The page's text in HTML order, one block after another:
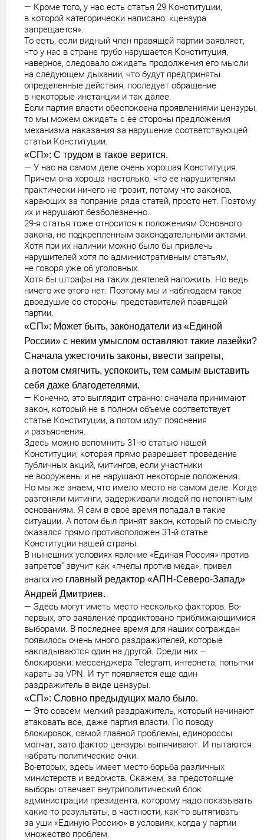
— Кроме того, у нас есть статья 29 Конституции,
в которой категорически написано: «цензура
запрещается».
То есть, если видный член правящей партии заявляет,
что у нас в стране грубо нарушается Конституция,
наверное, следовало ожидать продолжения его мысли
на следующем дыхании, что будут предприняты
определенные действия, последует обращение
в некоторые инстанции и так далее.
Если партия власти обеспокоена проявлениями цензуры,
то мы можем ожидать с ее стороны предложения
механизма наказания за нарушение соответствующей
статьи Конституции.
«СП»: С трудом в такое верится.
— У нас на самом деле очень хорошая Конституция.
Причем она хороша настолько, что ее нарушителям
практически ничего не грозит, потому что законов,
карающих за попрание ряда статей, просто нет. Поэтому
их и нарушают безболезненно.
29-я статья тоже относится к положениям Основного
закона, не подкрепленным законодательными актами.
Хотя при их наличии можно было бы привлечь
нарушителей хотя по административным статьям,
не говоря уже об уголовных.
Хотя бы штрафы на таких деятелей наложить. Но ведь
ничего же этого нет. Поэтому мы и наблюдаем такое
двоедушие со стороны представителей правящей
партии.
«СП»: Может быть, законодатели из «Единой
России» с неким умыслом оставляют такие лазейки?
Сначала ужесточить законы, ввести запреты,
а потом смягчить, успокоить, тем самым выставить
себя даже благодетелями.
— Конечно, это выглядит странно: сначала принимают
закон, который не в полном объеме соответствует
статье Конституции, а потом идут пояснения
и разъяснения.
Здесь можно вспомнить 31-ю статью нашей
Конституции, которая прямо разрешает проведение
публичных акций, митингов, если участники
не вооружены и не нарушают некоторые положения.
Но мы же знаем, что имело место на самом деле. Когда
разгоняли митинги, задерживали людей по непонятным
основаниям. Я сам в свое время попадал в такие
ситуации. А потом был принят закон, который по смыслу
оказался прямо противоположен 31-й статье
Конституции нашей страны.
В нынешних условиях явление «Единая Россия» против
запретов" звучит как «пчелы против меда», привел
аналогию главный редактор «АПН-Северо-Запад»
Андрей Дмитриев.
— Здесь могут иметь место несколько факторов. Во-
первых, это заявление продиктовано приближающимися
выборами. В последнее время для наших сограждан
появилось очень много раздражителей, которые
накладываются один на другой. Среди них —
блокировки: мессенджера Telegram, интернета, попытки
карать за VPN. И тут появляется еще один
раздражитель в виде цензуры.
«СП»: Словно предыдущих мало было.
— Это совсем мелкий раздражитель, который начинают
атаковать все, даже партия власти. По поводу
блокировок, самой главной проблемы, единороссы
молчат, зато фактор цензуры выпячивают. И пытаются
набрать политические очки.
Во-вторых, здесь имеет место борьба различных
министерств и ведомств. Скажем, за предстоящие
выборы отвечает внутриполитический блок
администрации президента, которому надо показывать
какие-то результаты, в частности, как-то вытягивать
за уши «Единую Россию» в условиях, когда у партии
множество проблем.